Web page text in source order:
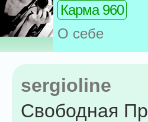
Карма 960
О себе
sergioline
Свободная